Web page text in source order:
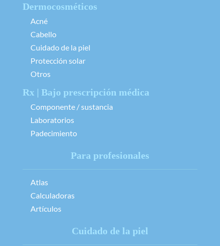
Dermocosméticos
Acné
Cabello
Cuidado de la piel
Protección solar
Otros
Rx | Bajo prescripción médica
Componente / sustancia
Laboratorios
Padecimiento
Para profesionales
Atlas
Calculadoras
Artículos
Cuidado de la piel